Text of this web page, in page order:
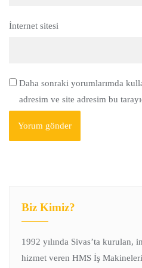
İnternet sitesi
Daha sonraki yorumlarımda
adresim ve site adresim bu
Biz Kimiz?
1992 yılında Sivas’ta kurulan,
hizmet veren HMS İş